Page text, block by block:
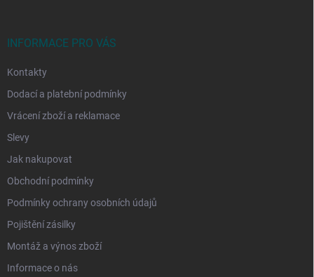
INFORMACE PRO VÁS
Kontakty
Dodací a platební podmínky
Vrácení zboží a reklamace
Slevy
Jak nakupovat
Obchodní podmínky
Podmínky ochrany osobních údajů
Pojištění zásilky
Montáž a výnos zboží
Informace o nás